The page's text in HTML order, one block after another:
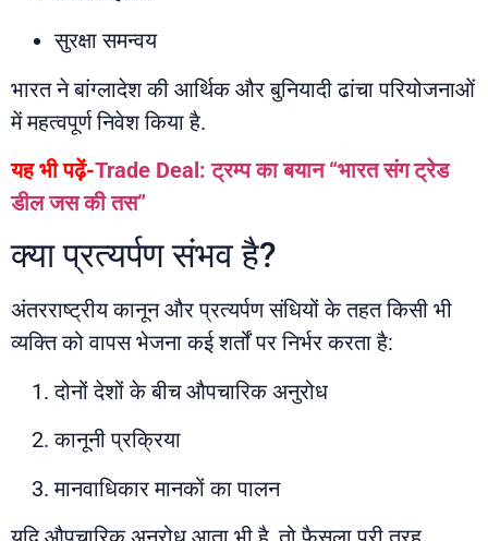
सुरक्षा समन्वय
भारत ने बांग्लादेश की आर्थिक और बुनियादी ढांचा परियोजनाओं
में महत्वपूर्ण निवेश किया है.
यह भी पढ़ें-Trade Deal: ट्रम्प का बयान “भारत संग ट्रेड
डील जस की तस”
क्या प्रत्यर्पण संभव है?
अंतरराष्ट्रीय कानून और प्रत्यर्पण संधियों के तहत किसी भी
व्यक्ति को वापस भेजना कई शर्तों पर निर्भर करता है:
दोनों देशों के बीच औपचारिक अनुरोध
कानूनी प्रक्रिया
मानवाधिकार मानकों का पालन